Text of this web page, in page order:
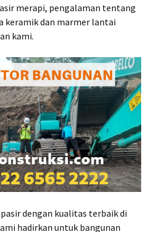
merapi, pengalaman tentang
keramik dan marmer lantai
kami.
dengan kualitas terbaik di
hadirkan untuk bangunan